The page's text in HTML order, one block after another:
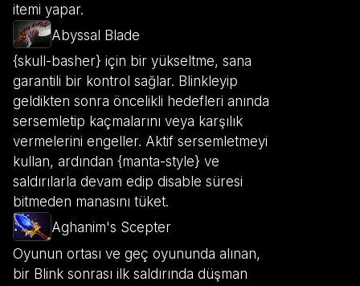
itemi yapar.
Abyssal Blade
{skull-basher} için bir yükseltme, sana
garantili bir kontrol sağlar. Blinkleyip
geldikten sonra öncelikli hedefleri anında
sersemletip kaçmalarını veya karşılık
vermelerini engeller. Aktif sersemletmeyi
kullan, ardından {manta-style} ve
saldırılarla devam edip disable süresi
bitmeden manasını tüket.
Aghanim's Scepter
Oyunun ortası ve geç oyununda alınan,
bir Blink sonrası ilk saldırında düşman